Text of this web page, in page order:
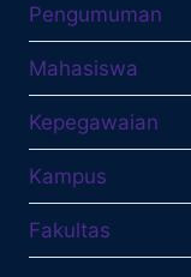
Pengumuman
Mahasiswa
Kepegawaian
Kampus
Fakultas